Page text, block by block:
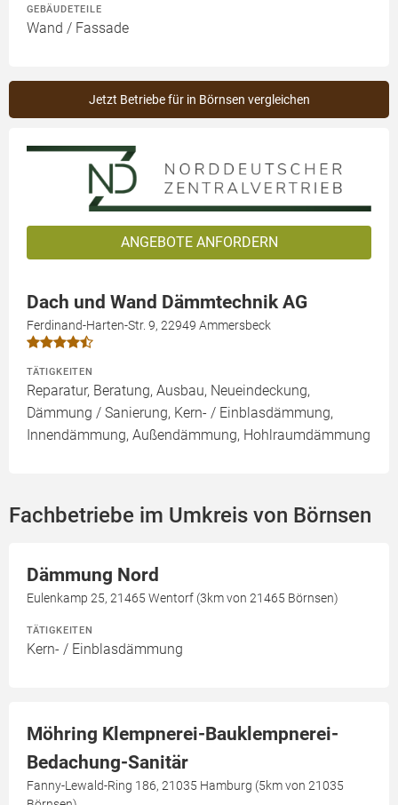
GEBÄUDETEILE
Wand / Fassade
Jetzt Betriebe für in Börnsen vergleichen
ANGEBOTE ANFORDERN
Dach und Wand Dämmtechnik AG
Ferdinand-Harten-Str. 9, 22949 Ammersbeck
TÄTIGKEITEN
Reparatur, Beratung, Ausbau, Neueindeckung,
Dämmung / Sanierung, Kern- / Einblasdämmung,
Innendämmung, Außendämmung, Hohlraumdämmung
Fachbetriebe im Umkreis von Börnsen
Dämmung Nord
Eulenkamp 25, 21465 Wentorf (3km von 21465 Börnsen)
TÄTIGKEITEN
Kern- / Einblasdämmung
Möhring Klempnerei-Bauklempnerei-
Bedachung-Sanitär
Fanny-Lewald-Ring 186, 21035 Hamburg (5km von 21035